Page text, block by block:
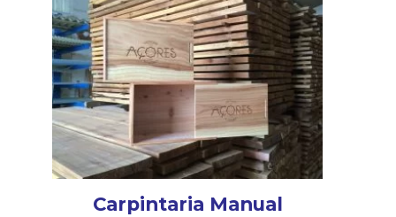
Carpintaria Manual